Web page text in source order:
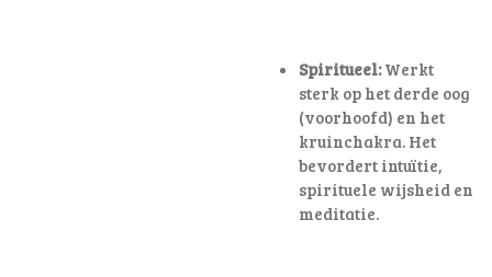
Spiritueel:Werkt
sterk op het derde oog
(voorhoofd) en het
kruinchakra. Het
bevordert intuïtie,
spirituele wijsheid en
meditatie.